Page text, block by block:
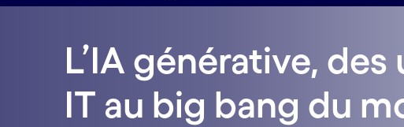
L’IA générative, des
IT au big bang du